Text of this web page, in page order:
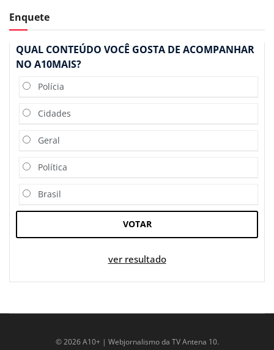
Enquete
QUAL CONTEÚDO VOCÊ GOSTA DE ACOMPANHAR
NO A10MAIS?
Polícia
Cidades
Geral
Política
Brasil
VOTAR
ver resultado
© 2026 A10+ | Webjornalismo da TV Antena 10.